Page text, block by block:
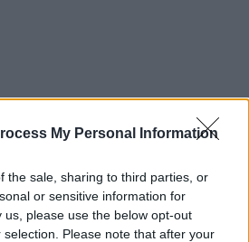
My Personal Information
the sale, sharing to third parties, or
or sensitive information for
please use the below opt-out
Please note that after your